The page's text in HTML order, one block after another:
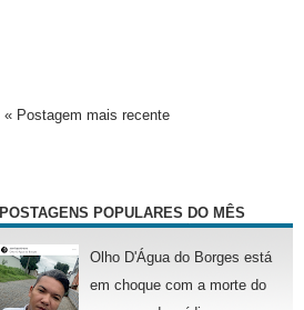
« Postagem mais recente
POSTAGENS POPULARES DO MÊS
Olho D'Água do Borges está
em choque com a morte do